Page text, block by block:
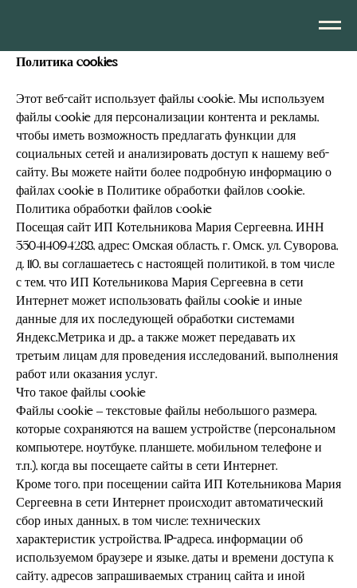
Политика cookies
Этот веб-сайт использует файлы cookie. Мы используем
файлы cookie для персонализации контента и рекламы,
чтобы иметь возможность предлагать функции для
социальных сетей и анализировать доступ к нашему веб-
сайту. Вы можете найти более подробную информацию о
файлах cookie в Политике обработки файлов cookie.
Политика обработки файлов cookie
Посещая сайт ИП Котельникова Мария Сергеевна, ИНН
550414094288, адрес: Омская область, г. Омск, ул. Суворова,
д. 110, вы соглашаетесь с настоящей политикой, в том числе
с тем, что ИП Котельникова Мария Сергеевна в сети
Интернет может использовать файлы cookie и иные
данные для их последующей обработки системами
Яндекс.Метрика и др., а также может передавать их
третьим лицам для проведения исследований, выполнения
работ или оказания услуг.
Что такое файлы cookie
Файлы cookie – текстовые файлы небольшого размера,
которые сохраняются на вашем устройстве (персональном
компьютере, ноутбуке, планшете, мобильном телефоне и
т.п.), когда вы посещаете сайты в сети Интернет.
Кроме того, при посещении сайта ИП Котельникова Мария
Сергеевна в сети Интернет происходит автоматический
сбор иных данных, в том числе: технических
характеристик устройства, IP-адреса, информации об
используемом браузере и языке, даты и времени доступа к
сайту, адресов запрашиваемых страниц сайта и иной